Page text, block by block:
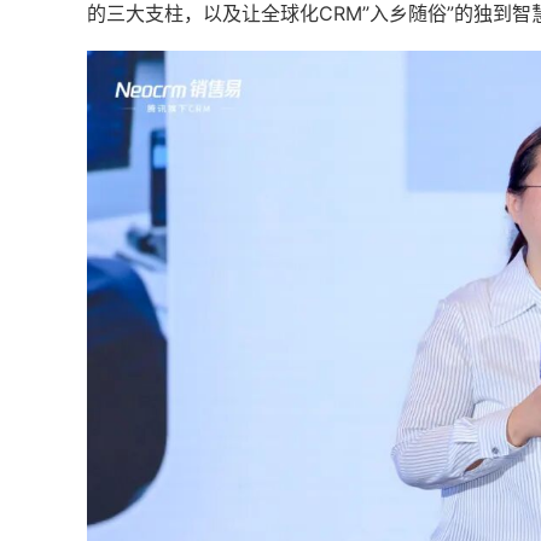
的三大支柱，以及让全球化CRM”入乡随俗”的独到智